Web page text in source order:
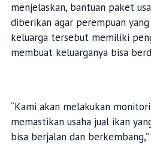
menjelaskan, bantuan paket
diberikan agar perempuan
keluarga tersebut memiliki
membuat keluarganya bisa
“Kami akan melakukan
memastikan usaha jual ikan
bisa berjalan dan